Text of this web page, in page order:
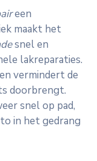
een
maakt het
snel en
lakreparaties.
vermindert de
doorbrengt.
snel op pad,
in het gedrang